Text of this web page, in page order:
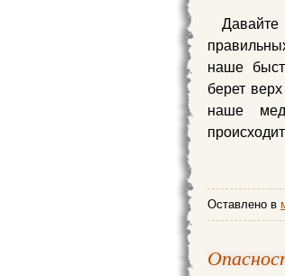
Давайте
наше
берет
наше
Оставлено в